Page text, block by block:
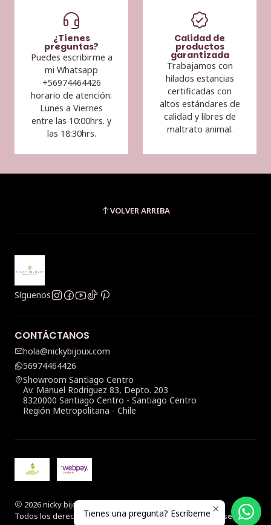
¿Tienes
preguntas?
Puedes escribirme a
mi Whatsapp
+56974464426
horario de atención:
Lunes a Viernes
entre las 10:00hrs. y
las 18:30hrs.
Calidad de
productos
garantizada
Trabajamos con
hilados estancias
certificadas con
altos estándares de
calidad y libres de
maltrato animal.
VOLVER ARRIBA
Síguenos
CONTÁCTANOS
hola@nickybijoux.com
56974464426
Showroom Santiago Centro
Av. Manuel Rodriguez 83, Depto. 203
8320000 Santiago Centro - Santiago Centro
Región Metropolitana - Chile
2026 nicky bijoux.
Todos los derechos reservados.Desarrollado por Jumpseller.
Tienes una pregunta? Escríbeme